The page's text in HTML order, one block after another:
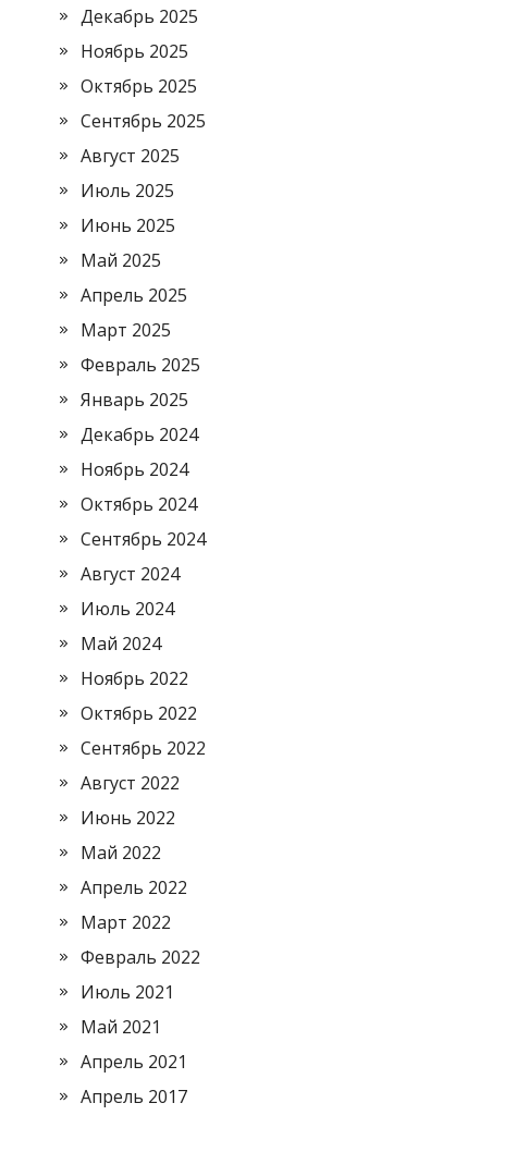
Декабрь 2025
Ноябрь 2025
Октябрь 2025
Сентябрь 2025
Август 2025
Июль 2025
Июнь 2025
Май 2025
Апрель 2025
Март 2025
Февраль 2025
Январь 2025
Декабрь 2024
Ноябрь 2024
Октябрь 2024
Сентябрь 2024
Август 2024
Июль 2024
Май 2024
Ноябрь 2022
Октябрь 2022
Сентябрь 2022
Август 2022
Июнь 2022
Май 2022
Апрель 2022
Март 2022
Февраль 2022
Июль 2021
Май 2021
Апрель 2021
Апрель 2017